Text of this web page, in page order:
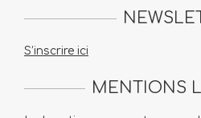
S’inscrire ici
MENTIONS